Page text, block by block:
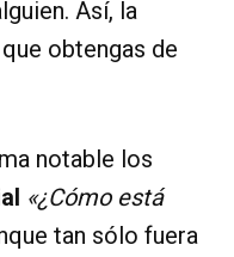
Así, la
obtengas de
notable los
«¿Cómo está
tan sólo fuera